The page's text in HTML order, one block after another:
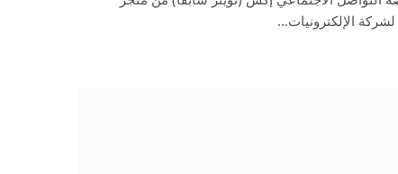
الإلكترونيات…